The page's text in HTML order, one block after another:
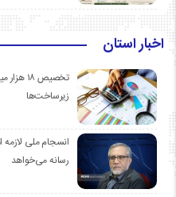
اخبار استان
تخصیص
زیرساخت‌ها
انسجام ملی
رسانه می‌خواهد